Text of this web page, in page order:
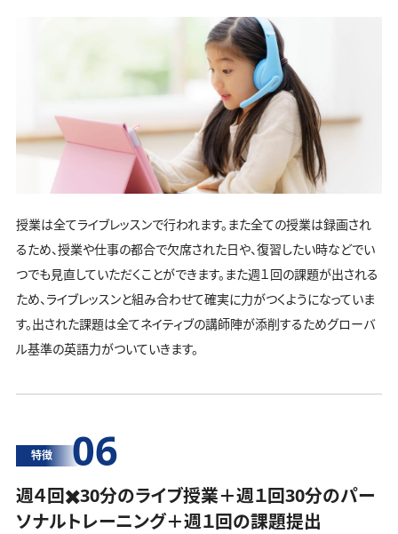
授業は全てライブレッスンで行われます。また全ての授業は録画され
るため、授業や仕事の都合で欠席された日や、復習したい時などでい
つでも見直していただくことができます。また週１回の課題が出される
ため、ライブレッスンと組み合わせて確実に力がつくようになっていま
す。出された課題は全てネイティブの講師陣が添削するためグローバ
ル基準の英語力がついていきます。
特徴 06
週４回✖️30分のライブ授業＋週１回30分のパー
ソナルトレーニング＋週１回の課題提出